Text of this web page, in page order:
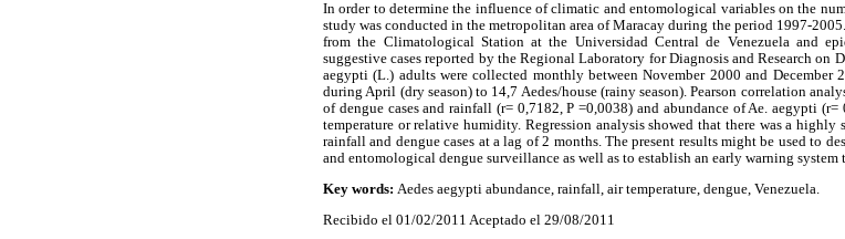
In order to determine the influence of climatic and entomological variables on the
study was conducted in the metropolitan area of Maracay during the period 1997-
from the Climatological Station at the Universidad Central de Venezuela and
suggestive cases reported by the Regional Laboratory for Diagnosis and Research on
aegypti (L.) adults were collected monthly between November 2000 and December
during April (dry season) to 14,7 Aedes/house (rainy season). Pearson correlation
of dengue cases and rainfall (r= 0,7182, P =0,0038) and abundance of Ae. aegypti
temperature or relative humidity. Regression analysis showed that there was a
rainfall and dengue cases at a lag of 2 months. The present results might be used to
and entomological dengue surveillance as well as to establish an early warning system
Key words: Aedes aegypti abundance, rainfall, air temperature, dengue, Venezuela.
Recibido el 01/02/2011 Aceptado el 29/08/2011